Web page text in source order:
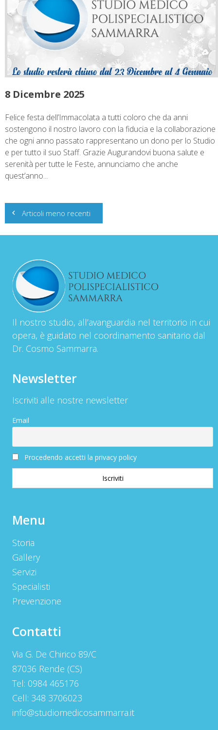
8 Dicembre 2025
Felice festa dell’Immacolata a tutti coloro che da anni
sostengono il nostro lavoro con la fiducia e la collaborazione
che ogni anno passato rappresentano un dono per lo Studio
e per tutto il suo Staff. Grazie Augurandovi buona salute e
serenità per tutte le Feste, annunciamo che anche
quest’anno...
Navigazione
articoli
Articoli meno recenti
Il nostro studio, all’avanguardia nel territorio in cui
opera, è guidato nel coordinamento sanitario dal
Dr. Cosmo Sammarra.
Newsletter
Iscriviti alle nostre newsletter
Email
Procedendo accetti la privacy policy
Menu
Storia
Gallery
Servizi
Specialisti
Prevenzione
Contatti
Via G. De Chirico 89/C
87036 Rende (CS)
Tel: 0984 465176
Cell: 348 3706023
info@studiomedicosammarra.it